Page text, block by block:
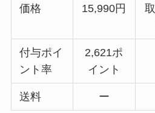
価格 15,990円
付与ポイ
ント率
2,621ポ
イント
送料 ー